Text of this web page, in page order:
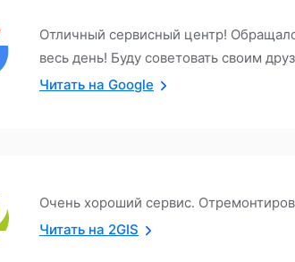
Отличный сервисный центр!
весь день! Буду советовать своим
Читать на Google
Очень хороший сервис.
Читать на 2GIS